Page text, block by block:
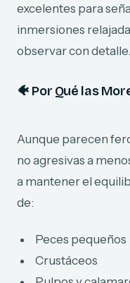
excelentes para
inmersiones
observar con detalle.
🐠 Por Qué las
Aunque parecen
no agresivas a
a mantener el
de:
Peces pequeños
Crustáceos